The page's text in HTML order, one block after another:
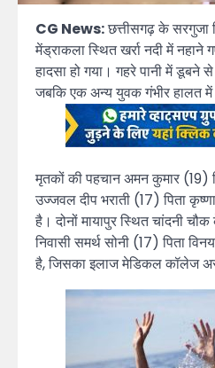
CG News:छत्तीसगढ़ के
मेंड्राकला स्थित खर्रा नदी में
हादसा हो गया। गहरे पानी में डूबने
जबकि एक अन्य युवक गंभीर हालत में
मृतकों की पहचान अमन कुमार (19)
उज्जवल दीप भराती (17) पिता
है। दोनों मायापुर स्थित चांदनी
निवासी समर्थ सोनी (17) पिता
है, जिसका इलाज मेडिकल कॉलेज